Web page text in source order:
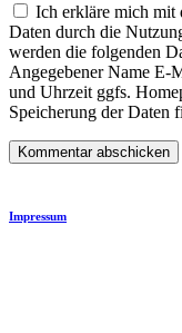
Ich erkläre mich mit
Daten durch die
werden die folgenden
Angegebener Name E-
und Uhrzeit ggfs.
Speicherung der Daten
Impressum